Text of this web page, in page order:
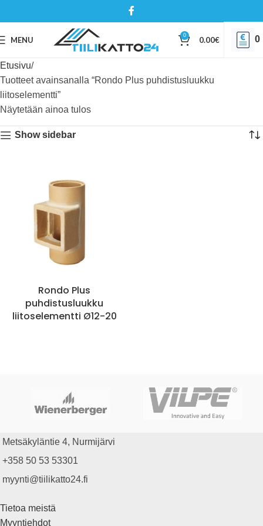
MENU 0 0.00€ 0
Etusivu
Tuotteet avainsanalla “Rondo Plus puhdistusluukku
liitoselementti”
Näytetään ainoa tulos
Show sidebar
Rondo Plus
puhdistusluukku
liitoselementti Ø12-20
Metsäkyläntie 4, Nurmijärvi
+358 50 53 53301
myynti@tiilikatto24.fi
Tietoa meistä
Myyntiehdot